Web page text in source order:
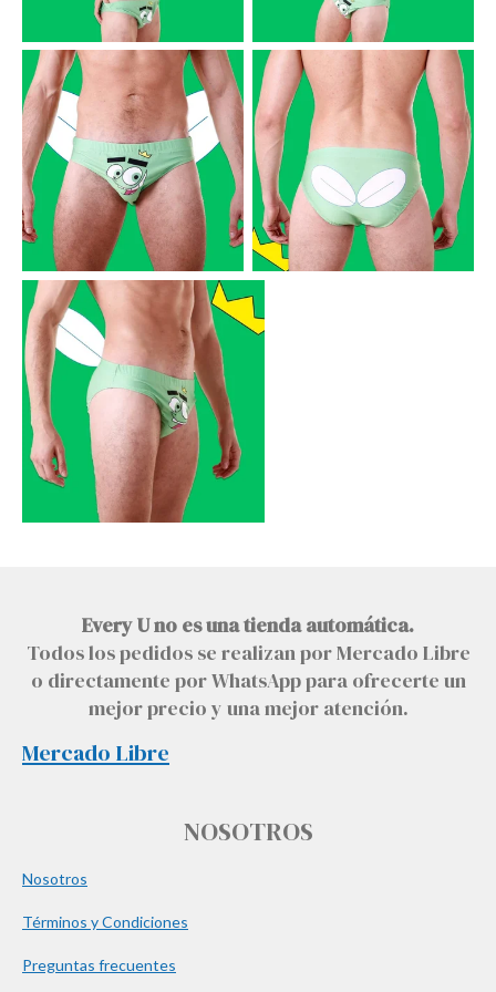
Every U no es una tienda automática.
Todos los pedidos se realizan por Mercado Libre
o directamente por WhatsApp para ofrecerte un
mejor precio y una mejor atención.
Mercado Libre
NOSOTROS
Nosotros
Términos y Condiciones
Preguntas frecuentes